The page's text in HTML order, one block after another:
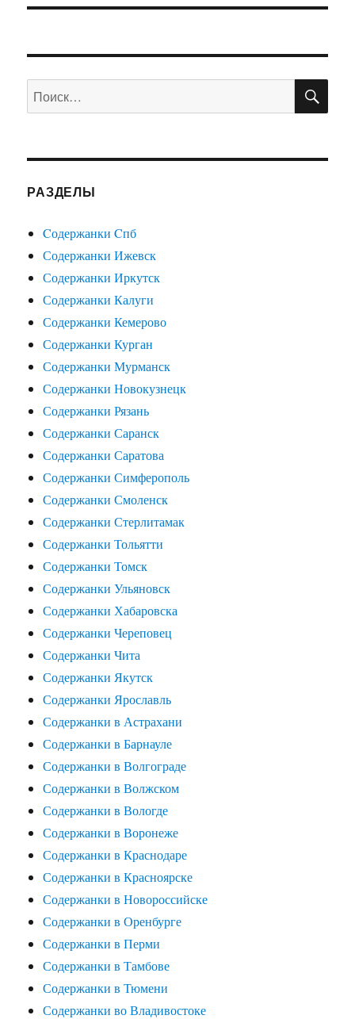
Искать:
РАЗДЕЛЫ
Cодержанки Cпб
Содержанки Ижевск
Содержанки Иркутск
Содержанки Калуги
Содержанки Кемерово
Содержанки Курган
Содержанки Мурманск
Содержанки Новокузнецк
Содержанки Рязань
Содержанки Саранск
Содержанки Саратова
Содержанки Симферополь
Содержанки Смоленск
Содержанки Стерлитамак
Содержанки Тольятти
Содержанки Томск
Содержанки Ульяновск
Содержанки Хабаровска
Содержанки Череповец
Содержанки Чита
Содержанки Якутск
Содержанки Ярославль
Содержанки в Астрахани
Содержанки в Барнауле
Содержанки в Волгограде
Содержанки в Волжском
Содержанки в Вологде
Содержанки в Воронеже
Содержанки в Краснодаре
Содержанки в Красноярске
Содержанки в Новороссийске
Содержанки в Оренбурге
Содержанки в Перми
Содержанки в Тамбове
Содержанки в Тюмени
Содержанки во Владивостоке